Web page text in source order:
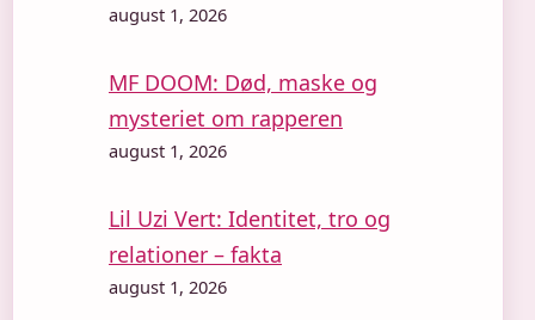
august 1, 2026
MF DOOM: Død, maske og
mysteriet om rapperen
august 1, 2026
Lil Uzi Vert: Identitet, tro og
relationer – fakta
august 1, 2026